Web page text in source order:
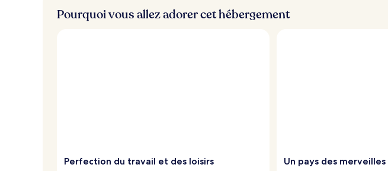
Pourquoi vous allez adorer cet hébergement
Perfection du travail et des loisirs Un pays des